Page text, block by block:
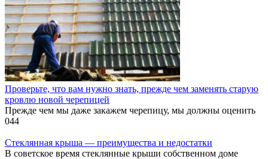
Проверьте, что вам нужно знать, прежде чем заменять старую
кровлю новой черепицей
Прежде чем мы даже закажем черепицу, мы должны оценить
044
Стеклянная крыша — преимущества и недостатки
В советское время стеклянные крыши собственном доме